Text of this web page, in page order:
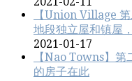
【Union Village
地段独立屋和镇屋
2021-01-17
【Nao Towns】
的房子在此